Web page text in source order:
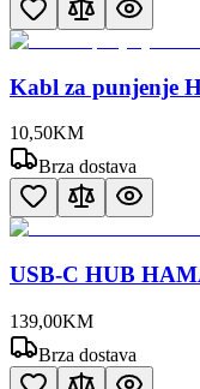
Kabl za punjenje
10,50KM
Brza dostava
USB-C HUB
139,00KM
Brza dostava